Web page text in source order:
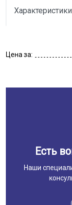
Характеристики
Цена за:
Есть
Наши